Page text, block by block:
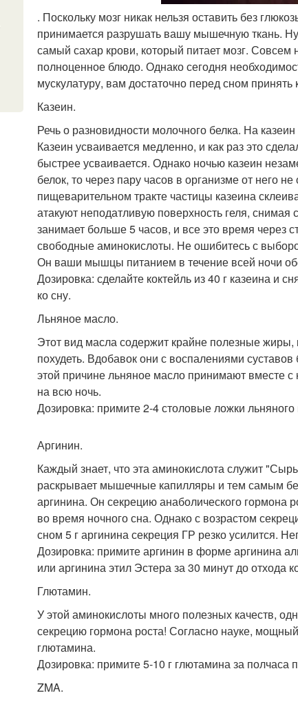
. Поскольку мозг никак нельзя оставить без
принимается разрушать вашу мышечную ткань.
самый сахар крови, который питает мозг.
полноценное блюдо. Однако сегодня
мускулатуру, вам достаточно перед сном
Казеин.
Речь о разновидности молочного белка. На
Казеин усваивается медленно, и как раз это
быстрее усваивается. Однако ночью казеин
белок, то через пару часов в организме от него
пищеварительном тракте частицы казеина
атакуют неподатливую поверхность геля,
занимает больше 5 часов, и все это время через
свободные аминокислоты. Не ошибитесь с
Он ваши мышцы питанием в течение всей ночи
Дозировка: сделайте коктейль из 40 г казеина и
ко сну.
Льняное масло.
Этот вид масла содержит крайне полезные
похудеть. Вдобавок они с воспалениями
этой причине льняное масло принимают вместе с
на всю ночь.
Дозировка: примите 2-4 столовые ложки
Аргинин.
Каждый знает, что эта аминокислота служит
раскрывает мышечные капилляры и тем самым
аргинина. Он секрецию анаболического гормона
во время ночного сна. Однако с возрастом
сном 5 г аргинина секреция ГР резко усилится.
Дозировка: примите аргинин в форме аргинина
или аргинина этил Эстера за 30 минут до отхода
Глютамин.
У этой аминокислоты много полезных качеств,
секрецию гормона роста! Согласно науке,
глютамина.
Дозировка: примите 5-10 г глютамина за полчаса
ZMA.